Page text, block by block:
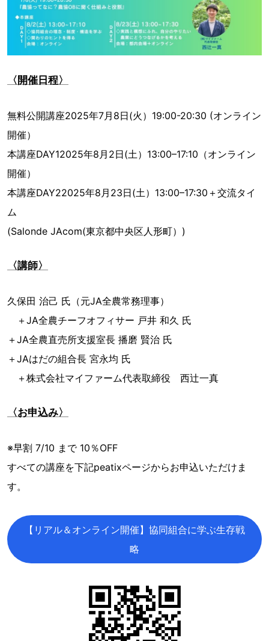
〈開催日程〉
無料公開講座2025年7月8日(火）19:00-20:30 (オンライン
開催）
本講座DAY12025年8月2日(土）13:00–17:10（オンライン
開催）
本講座DAY22025年8月23日(土）13:00–17:30＋交流タイ
ム
(Salonde JAcom(東京都中央区人形町）)
〈講師〉
久保田 治己 氏（元JA全農常務理事）
＋JA全農チーフオフィサー 戸井 和久 氏
＋JA全農直売所支援室長 播磨 賢治 氏
＋JAはだの組合長 宮永均 氏
＋株式会社マイファーム代表取締役 西辻一真
〈お申込み〉
※早割 7/10 まで 10％OFF
すべての講座を下記peatixページからお申込いただけま
す。
【リアル＆オンライン開催】協同組合に学ぶ生存戦
略